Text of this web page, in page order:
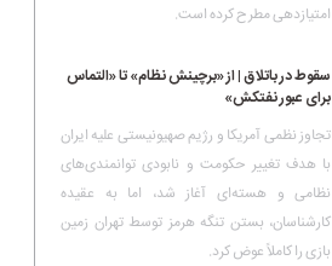
امتیازدهی مطرح کرده است.
سقوط در باتلاق | از «برچینش نظام» تا «التماس
برای عبور نفتکش»
تجاوز نظمی آمریکا و رژیم صهیونیستی علیه ایران
با هدف تغییر حکومت و نابودی توانمندی‌های
نظامی و هسته‌ای آغاز شد، اما به عقیده
کارشناسان، بستن تنگه هرمز توسط تهران زمین
بازی را کاملاً عوض کرد.